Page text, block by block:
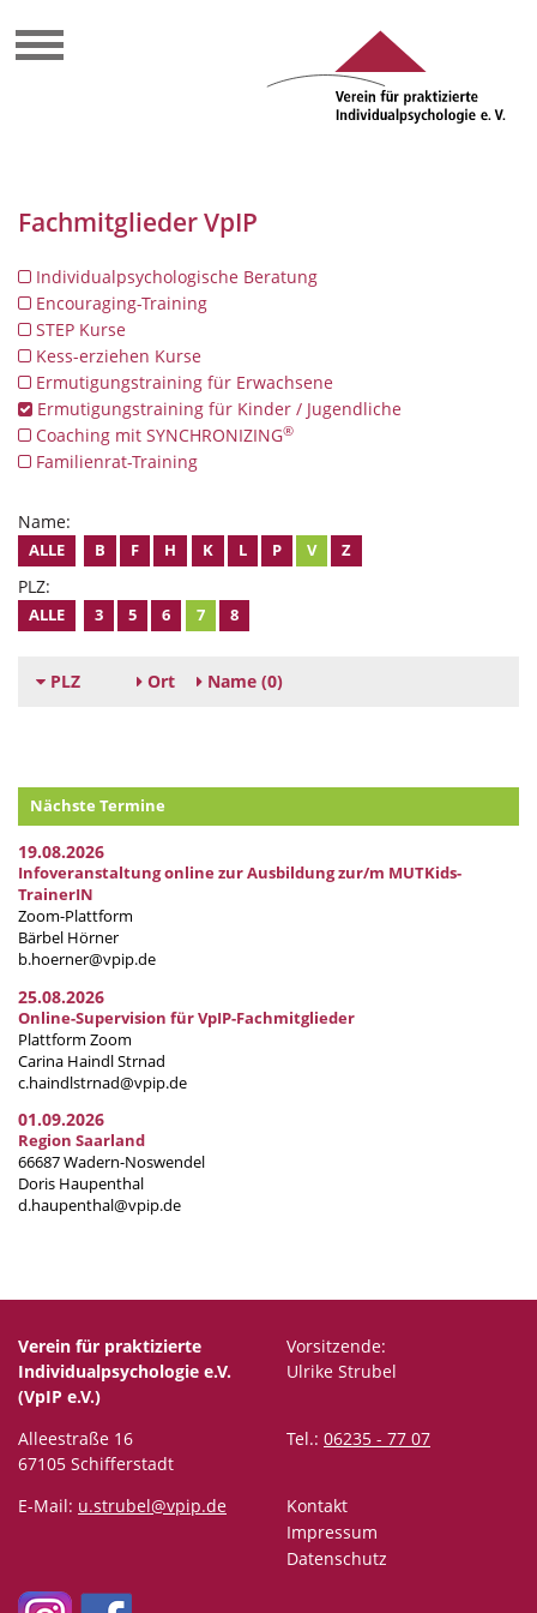
Fachmitglieder VpIP
Individualpsychologische Beratung
Encouraging-Training
STEP Kurse
Kess-erziehen Kurse
Ermutigungstraining für Erwachsene
Ermutigungstraining für Kinder / Jugendliche
Coaching mit SYNCHRONIZING®
Familienrat-Training
Name:
ALLE B F H K L P V Z
PLZ:
ALLE 3 5 6 7 8
PLZ Ort Name (0)
Nächste Termine
19.08.2026
Infoveranstaltung online zur Ausbildung zur/m MUTKids-
TrainerIN
Zoom-Plattform
Bärbel Hörner
b.hoerner@vpip.de
25.08.2026
Online-Supervision für VpIP-Fachmitglieder
Plattform Zoom
Carina Haindl Strnad
c.haindlstrnad@vpip.de
01.09.2026
Region Saarland
66687 Wadern-Noswendel
Doris Haupenthal
d.haupenthal@vpip.de
Verein für praktizierte
Individualpsychologie e.V.
(VpIP e.V.)
Vorsitzende:
Ulrike Strubel
Alleestraße 16
67105 Schifferstadt
Tel.: 06235 - 77 07
E-Mail: u.strubel@vpip.de
Kontakt
Impressum
Datenschutz